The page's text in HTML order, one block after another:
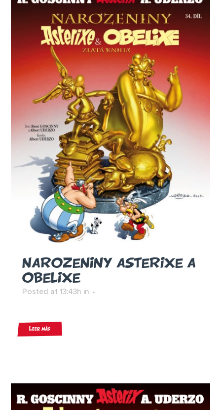
NAROZENINY ASTERIXE A
OBELIXE
Posted at 13:43h in
Leer más